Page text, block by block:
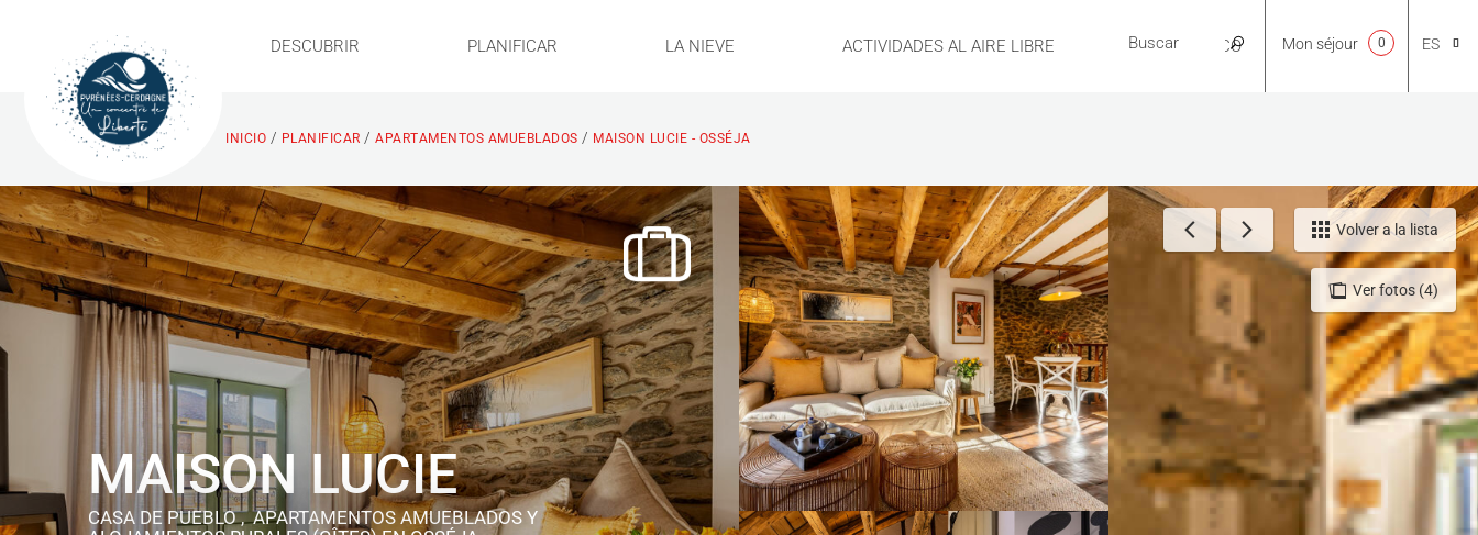
DESCUBRIR PLANIFICAR LA NIEVE ACTIVIDADES AL AIRE LIBRE PRÁCTICO
NL
EN
FR
ES
Mon séjour 0
INICIO / PLANIFICAR / APARTAMENTOS AMUEBLADOS / MAISON LUCIE - OSSÉJA
Ver fotos (4)
Volver a la lista
MAISON LUCIE
CASA DE PUEBLO , APARTAMENTOS AMUEBLADOS Y